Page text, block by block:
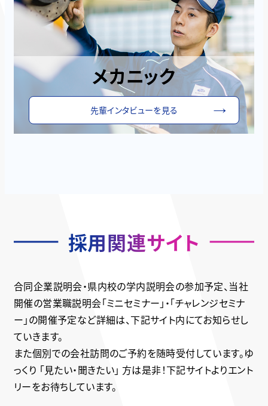
メカニック
先輩インタビューを見る
採用関連サイト
合同企業説明会・県内校の学内説明会の参加予定、当社
開催の営業職説明会「ミニセミナー」・「チャレンジセミナ
ー」の開催予定など詳細は、下記サイト内にてお知らせし
ていきます。
また個別での会社訪問のご予約を随時受付しています。ゆ
っくり 「見たい・聞きたい」 方は是非！下記サイトよりエント
リーをお待ちしています。